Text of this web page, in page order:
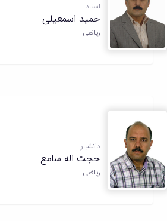
استاد
حمید اسمعیلی
ریاضی
دانشیار
حجت اله سامع
ریاضی